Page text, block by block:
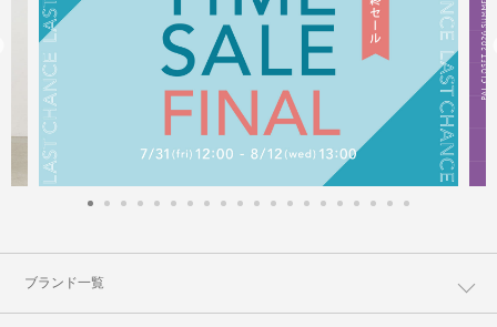
ブランド一覧